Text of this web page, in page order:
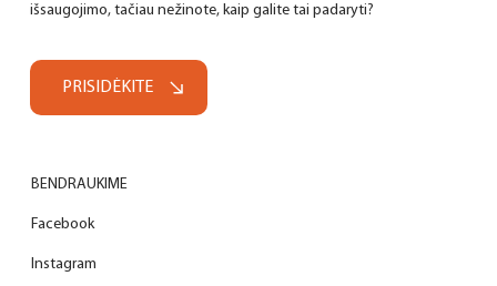
BENDRAUKIME
Facebook
Instagram
išsaugojimo, tačiau nežinote, kaip galite tai padaryti?
PRISIDĖKITE